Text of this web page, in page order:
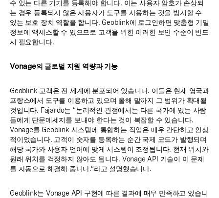
수 있는 다른 기기를 등록해야 합니다. 이는 사용자 암호가 손상되
는 경우 등록되지 않은 사용자가 도구를 사용하는 것을 방지할 수
있는 보호 장치 역할을 합니다. Geoblink에 로그인하면 맞춤형 기밀
정보에 액세스할 수 있으므로 고객을 위한 이러한 보안 수준이 반드
시 필요합니다.
Vonage의 글로벌 지원 역량과 기능
Geoblink 고객은 전 세계에 분포되어 있습니다. 이들은 현재 영국과
프랑스에서 도구를 이용하고 있으며 올해 말까지 그 범위가 확대될
것입니다. Fajardo는 “논리적인 관점에서는 다른 국가에 있는 사람
들에게 단문메세지를 보내야 한다는 것이 복잡할 수 있습니다.
Vonage를 Geoblink 시스템에 통합하는 작업은 매우 간단하고 인상
적이었습니다. 고객이 숫자를 등록하는 순간 국제 코드가 발행되며
해당 국가와 사용자 언어에 맞게 시스템이 조정됩니다. 현재 위치와
원래 위치를 걱정하지 않아도 됩니다. Vonage API 기술이 이 문제
를 자동으로 해결해 줍니다.”라고 설명했습니다.
Geoblink는 Vonage API 구현에 따른 결과에 매우 만족하고 있습니